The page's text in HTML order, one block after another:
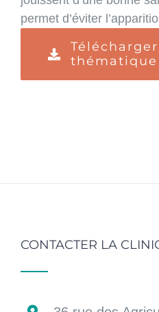
permet d’éviter
thématique
CONTACTER LA